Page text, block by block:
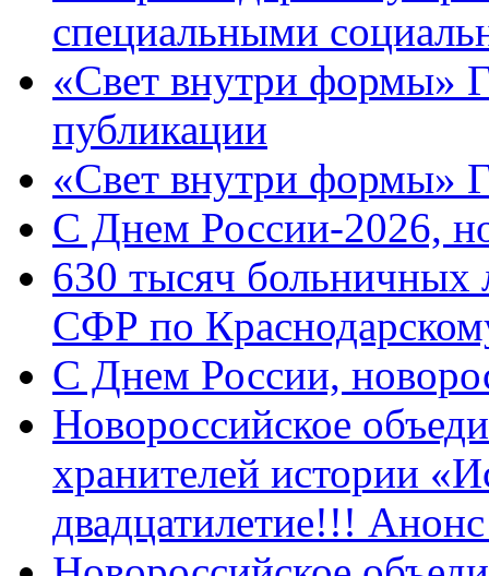
специальными
«Свет внутри формы»
публикации
«Свет внутри формы»
C Днем России-2026,
630 тысяч больничных
СФР по
C Днем России,
Новороссийское
хранителей истории
двадцатилетие!!!